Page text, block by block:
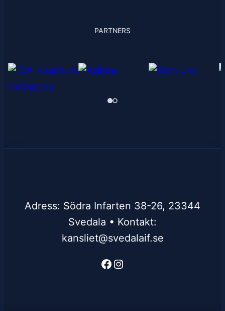
PARTNERS
Adress: Södra Infarten 38-26, 23344
Svedala • Kontakt:
kansliet@svedalaif.se
Facebook
Instagram